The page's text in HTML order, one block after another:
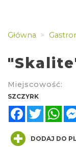
Główna
Miejscowość:
SZCZYRK
FacebookTwitter
DODAJ DO